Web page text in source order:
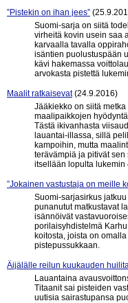
”Pistekin on ihan jees”
Suomi-sarja on siitä
virheitä kovin usein saa
karvaalla tavalla
isäntien puolustuspään
kävi hakemassa
arvokasta pistettä
Maalit ratkaisevat (24.9.2016)
Jääkiekko on siitä
maalipaikkojen
Tästä ikivanhasta
lauantai-illassa, sillä
kampoihin, mutta
terävämpiä ja pitivät
itsellään lopulta lukemin
”Jokainen vastustaja on meille
Suomi-sarjasirkus
punanutut matkustavat
isännöivät
porilaisyhdistelmä
koitosta, joista on
pistepussukkaan.
Äijälälle reilun kuukauden
Lauantaina
Titaanit sai pisteiden
uutisia sairastupansa